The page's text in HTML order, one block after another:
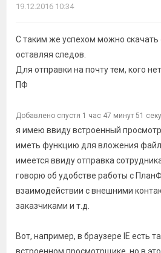
19.12.2016 10:34
С таким же успехом можно скачать
оставляя следов.
Для отправки на почту тем, кого
ПФ
Добавлено спустя 1 час 47 минут 51
я имею ввиду встроенный
иметь функцию для вложения
имеется ввиду отправка
говорю об удобстве работы с
взаимодействии с внешними
заказчиками и т.д.
Вот, например, в браузере IE есть